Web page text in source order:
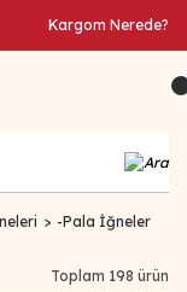
Kargom Nerede?
-Pala İğneler
Toplam 198 ürün